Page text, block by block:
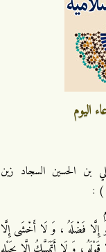
اليوم
بن الحسين السجاد زين
) :
إِلَّا فَضْلَهُ ، وَ لَا أَخْشَى إِلَّا